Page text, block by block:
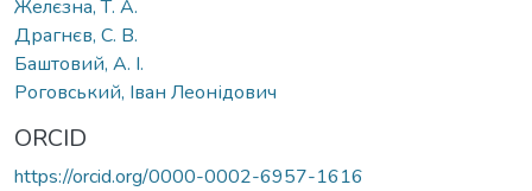
Желєзна, Т. А.
Драгнєв, С. В.
Баштовий, А. І.
Роговський, Іван Леонідович
ORCID
https://orcid.org/0000-0002-6957-1616